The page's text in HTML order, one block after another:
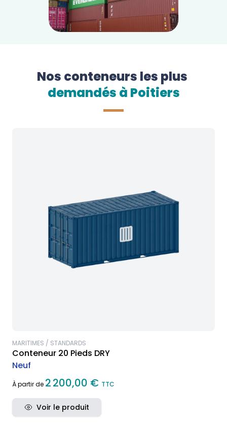
Nos conteneurs les plus
demandés à Poitiers
MARITIMES / STANDARDS
Conteneur 20 Pieds DRY
Neuf
À partir de 2 200,00 € TTC
Voir le produit